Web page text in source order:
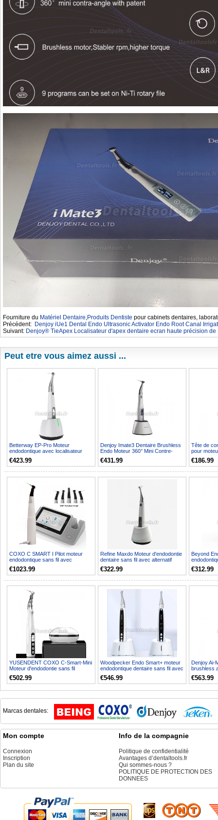
Fourniture du Matériel Dentaire,Produits Dentiste pour cabinets dentaires,
Précédent: Denjoy iUe1 Dental Endo Ultrasonic Activator Endo Root Canal
Suivant: Denjoy® TieApex Localisateur d'apex dentaire ecran haute précision de
Peut etre vous aimez aussi ...
Betterway EP-Pro Moteur
endodontique avec localisateur
d'apex intégré
€423.99
Denjoy Imate3 Dentaire Brushless
Endo Moteur 360° Mini Contre-
angle
€431.99
Tête de
pour
PILOT &
€186.99
COXO C SMART I Pilot moteur
endodontique sans fil avec
localisateur d'apex avec ...
€1023.99
Refine Maxdo Moteur d'endodontie
dentaire sans fil avec alternatif
€322.99
Beyond
lumière
€312.99
YUSENDENT COXO C-Smart-Mini
Moteur d'endodontie sans fil
Contre-angle 1:1 Bouton...
€502.99
Woodpecker Endo Smart+ moteur
endodontique dentaire sans fil avec
mouvement alte...
€546.99
Denjoy Ai-
brushless
mini
€563.99
Marcas dentales:
Mon compte
Connexion
Inscription
Plan du site
Info de la compagnie
Politique de confidentialité
Avantages d’dentaltools.fr
Qui sommes-nous ?
POLITIQUE DE PROTECTION DES
DONNEES